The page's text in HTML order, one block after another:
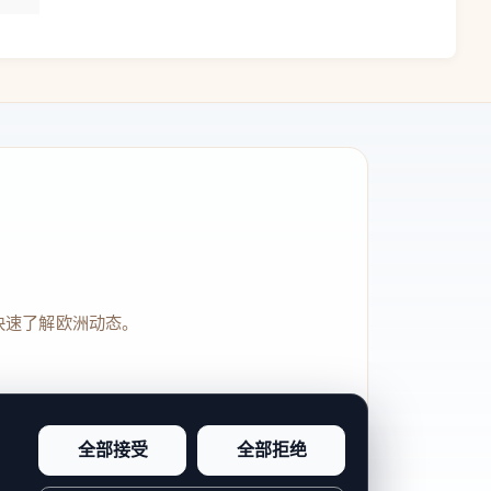
了解欧洲动态。
全部接受 全部拒绝